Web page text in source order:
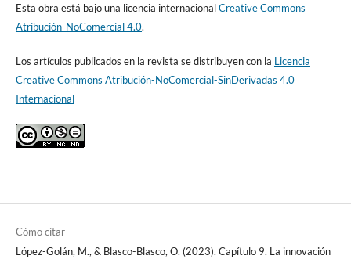
Esta obra está bajo una licencia internacionalCreative Commons
Atribución-NoComercial 4.0.
Los artículos publicados en la revista se distribuyen con la Licencia
Creative Commons Atribución-NoComercial-SinDerivadas 4.0
Internacional
Cómo citar
López-Golán, M., & Blasco-Blasco, O. (2023). Capítulo 9. La innovación